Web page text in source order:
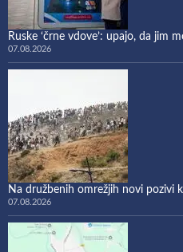
Ruske ‘črne vdove’: upajo, da jim
07.08.2026
Na družbenih omrežjih novi pozivi
07.08.2026